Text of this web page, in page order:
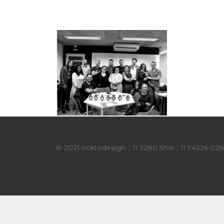
© 2021 ocktodesign :: 11 3280 5196 :: 11 94326